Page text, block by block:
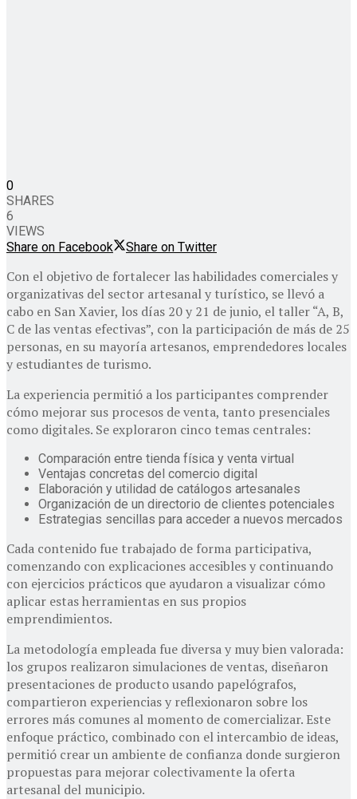
0
SHARES
6
VIEWS
Share on Facebook
Share on Twitter
Con el objetivo de fortalecer las habilidades comerciales y
organizativas del sector artesanal y turístico, se llevó a
cabo en San Xavier, los días 20 y 21 de junio, el taller “A, B,
C de las ventas efectivas”, con la participación de más de 25
personas, en su mayoría artesanos, emprendedores locales
y estudiantes de turismo.
La experiencia permitió a los participantes comprender
cómo mejorar sus procesos de venta, tanto presenciales
como digitales. Se exploraron cinco temas centrales:
Comparación entre tienda física y venta virtual
Ventajas concretas del comercio digital
Elaboración y utilidad de catálogos artesanales
Organización de un directorio de clientes potenciales
Estrategias sencillas para acceder a nuevos mercados
Cada contenido fue trabajado de forma participativa,
comenzando con explicaciones accesibles y continuando
con ejercicios prácticos que ayudaron a visualizar cómo
aplicar estas herramientas en sus propios
emprendimientos.
La metodología empleada fue diversa y muy bien valorada:
los grupos realizaron simulaciones de ventas, diseñaron
presentaciones de producto usando papelógrafos,
compartieron experiencias y reflexionaron sobre los
errores más comunes al momento de comercializar. Este
enfoque práctico, combinado con el intercambio de ideas,
permitió crear un ambiente de confianza donde surgieron
propuestas para mejorar colectivamente la oferta
artesanal del municipio.